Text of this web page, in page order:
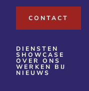
CONTACT
DIENSTEN
SHOWCASE
OVER ONS
WERKEN BIJ
NIEUWS